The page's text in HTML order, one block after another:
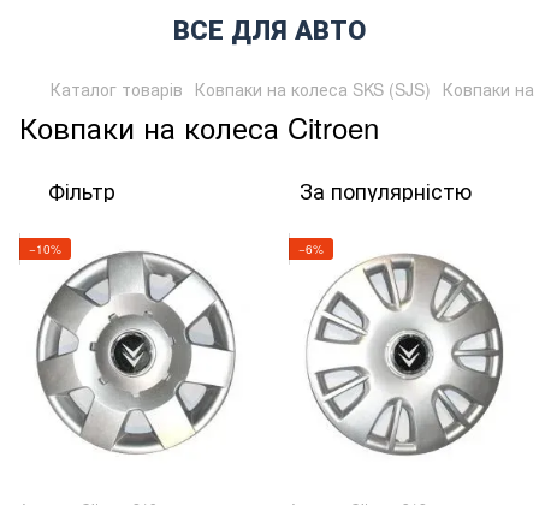
ВСЕ ДЛЯ АВТО
Каталог товарів Ковпаки на колеса SKS (SJS) Ковпаки
Ковпаки на колеса Citroen
Фільтр За популярністю
−10% −6%